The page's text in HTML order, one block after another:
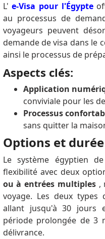
L'e-Visa pour l'Égypte
au processus de
voyageurs peuvent
demande de visa dans le
ainsi le processus de
Aspects clés:
Application
conviviale pour les
Processus
sans quitter la
Options et
Le système égyptien
flexibilité avec deux
ou à entrées multiples,
voyage. Les deux types
allant jusqu'à 30 jours
période prolongée de 3
délivrance.